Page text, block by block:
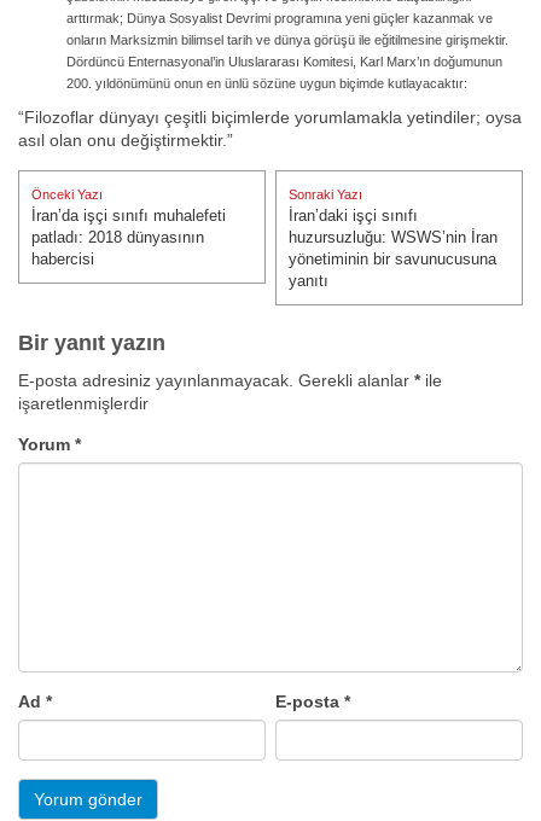
arttırmak; Dünya Sosyalist Devrimi programına yeni güçler kazanmak ve
onların Marksizmin bilimsel tarih ve dünya görüşü ile eğitilmesine girişmektir.
Dördüncü Enternasyonal’in Uluslararası Komitesi, Karl Marx’ın doğumunun
200. yıldönümünü onun en ünlü sözüne uygun biçimde kutlayacaktır:
“Filozoflar dünyayı çeşitli biçimlerde yorumlamakla yetindiler; oysa
asıl olan onu değiştirmektir.”
Yazı
gezinmesi
Önceki Yazı
Önceki Yazı:
İran’da işçi sınıfı muhalefeti
patladı: 2018 dünyasının
habercisi
Sonraki Yazı
Sonraki Yazı:
İran’daki işçi sınıfı
huzursuzluğu: WSWS’nin İran
yönetiminin bir savunucusuna
yanıtı
Bir yanıt yazın
E-posta adresiniz yayınlanmayacak. Gerekli alanlar *ile
işaretlenmişlerdir
Yorum *
Ad * E-posta*